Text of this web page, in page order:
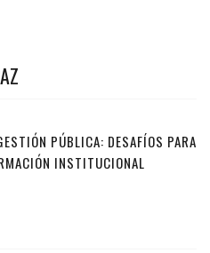
PÚBLICA: DESAFÍOS PARA
INSTITUCIONAL